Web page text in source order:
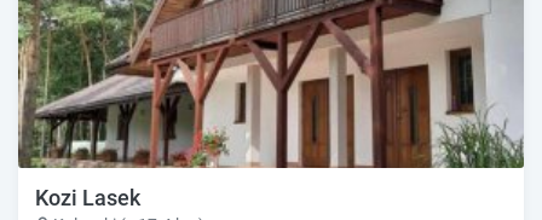
Kozi Lasek